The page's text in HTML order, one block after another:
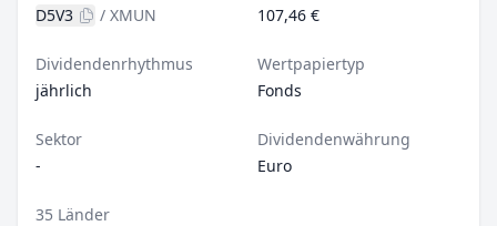
D5V3
/ XMUN
107,46 €
Dividendenrhythmus
jährlich
Wertpapiertyp
Fonds
Sektor
-
Dividendenwährung
Euro
35 Länder